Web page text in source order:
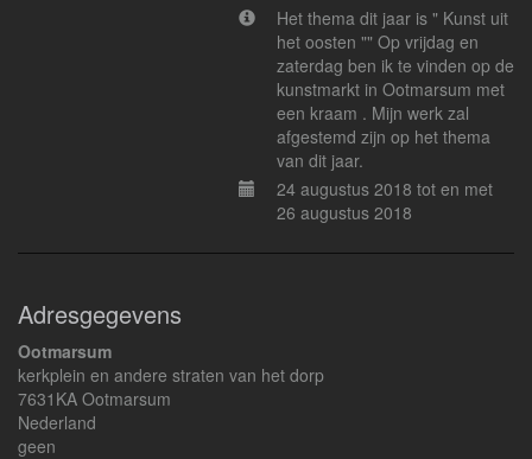
Het thema dit jaar is " Kunst uit
het oosten "" Op vrijdag en
zaterdag ben ik te vinden op de
kunstmarkt in Ootmarsum met
een kraam . Mijn werk zal
afgestemd zijn op het thema
van dit jaar.
24 augustus 2018 tot en met
26 augustus 2018
Adresgegevens
Ootmarsum
kerkplein en andere straten van het dorp
7631KA Ootmarsum
Nederland
geen